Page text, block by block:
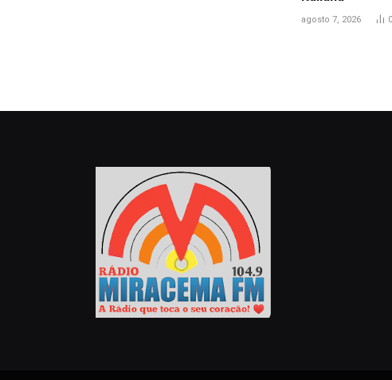
agosto 7, 2026 0